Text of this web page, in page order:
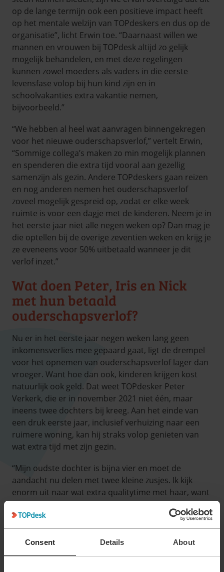
Consent Details About
op de lange termijn ook een positieve impact heeft
op het mentale welzijn van TOPdeskers en dus op de
organisatie”, licht Erwin toe. “Daarnaast willen we
mannen en vrouwen bij TOPdesk altijd zo gelijk
mogelijk behandelen, en met deze regelingen
kunnen zowel moeders als vaders in die eerste
levensfase volop bij hun kind zijn en in
schoolvakanties extra vakantie nemen,
bijvoorbeeld.”
“We hebben al heel wat aanvragen binnengekregen
voor het nieuwe ouderschapsverlof,” vertelt Erwin,
“Sommige collega’s maken zo min mogelijk plannen
en spenderen die extra tijd vooral aan gezellig
samenzijn als gezin. Andere TOPdeskers gaan reizen
en nog anderen nemen het ouderschapsverlof
zoveel mogelijk gespreid op, zodat er elke week
ruimte is voor een dagje met de kinderen. Neem je in
het eerste jaar niet alle negen weken op? Dan mag je
die optellen bij de overige zeventien weken en krijg je
ze eveneens voor 50% uitbetaald wanneer je dit
verlof inzet.”
Wat doen Peter, Iris en Nick
met hun betaald
ouderschapsverlof?
Nu er in het eerste jaar negen weken lang geen
inkomensverlies mee gepaard gaat, ligt de drempel
voor het opnemen van ouderschapsverlof lager dan
vroeger. Want hoe dan ook, kinderen krijgen kost
natuurlijk ook geld. Dat weet TOPdesker Peter
Verkerk, die er in november 2021 niet één, maar
ineens twee dochters bij kreeg. Aan het einde van
een druk eerste jaar, inclusief verhuizing naar een
ruimere woning, kan hij straks volop genieten van
wat extra tijd met zijn gezin.
“Mijn oudste dochter is bijna vier en moet de
aandacht nu delen met twee kleine zusjes. Ik kijk
enorm uit naar wat extra qualitytime met haar, want
het afgelopen jaar gingen mijn vakantiedagen toch
vaak naar klussen en verhuizen. We gaan ook met
het hele gezin op vakantie aan de Nederlandse kust,
waar ik ben opgegroeid. Mijn liefde voor zee en